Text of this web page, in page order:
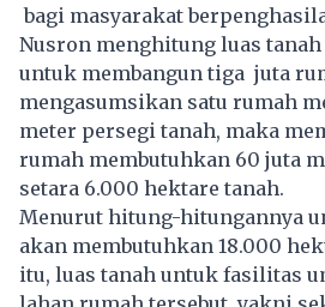
bagi masyarakat
Nusron menghitung luas
untuk membangun tiga juta
mengasumsikan satu rumah
meter persegi tanah, maka
rumah membutuhkan 60 juta
setara 6.000 hektare tanah.
Menurut hitung-hitungannya
akan membutuhkan 18.000
itu, luas tanah untuk fasilitas